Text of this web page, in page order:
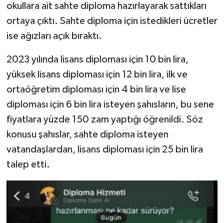
okullara ait sahte diploma hazırlayarak sattıkları
ortaya çıktı. Sahte diploma için istedikleri ücretler
ise ağızları açık bıraktı.
2023 yılında lisans diploması için 10 bin lira,
yüksek lisans diploması için 12 bin lira, ilk ve
ortaöğretim diploması için 4 bin lira ve lise
diploması için 6 bin lira isteyen şahısların, bu sene
fiyatlara yüzde 150 zam yaptığı öğrenildi. Söz
konusu şahıslar, sahte diploma isteyen
vatandaşlardan, lisans diploması için 25 bin lira
talep etti.